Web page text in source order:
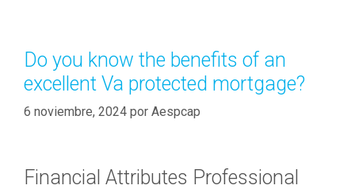
Do you know the benefits of an
excellent Va protected mortgage?
6 noviembre, 2024 por Aespcap
Financial Attributes Professional